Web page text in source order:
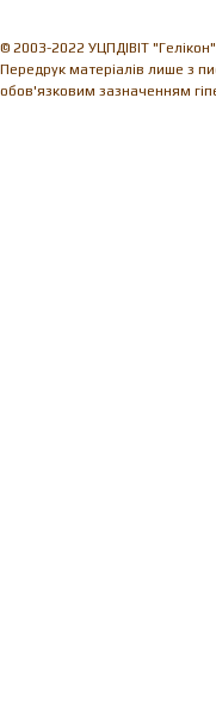
© 2003-2022 УЦПДІВІТ
Передрук матеріалів лише з
обов'язковим зазначенням